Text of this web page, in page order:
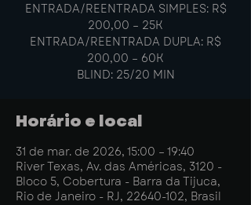
ENTRADA/REENTRADA SIMPLES: R$
200,00 – 25K
ENTRADA/REENTRADA DUPLA: R$
200,00 – 60K
BLIND: 25/20 MIN
Horário e local
31 de mar. de 2026, 15:00 – 19:40
River Texas, Av. das Américas, 3120 -
Bloco 5, Cobertura - Barra da Tijuca,
Rio de Janeiro - RJ, 22640-102, Brasil